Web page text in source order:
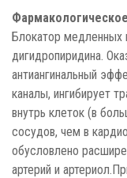
Блокатор медленных
дигидропиридина.
антиангинальный
каналы, ингибирует
внутрь клеток (в
сосудов, чем в
обусловлено
артерий и